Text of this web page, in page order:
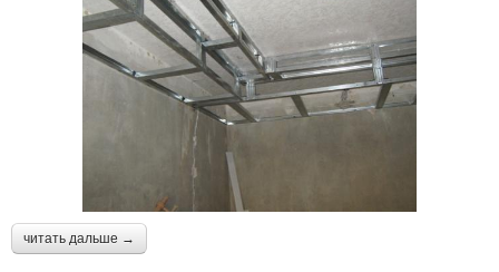
читать дальше →